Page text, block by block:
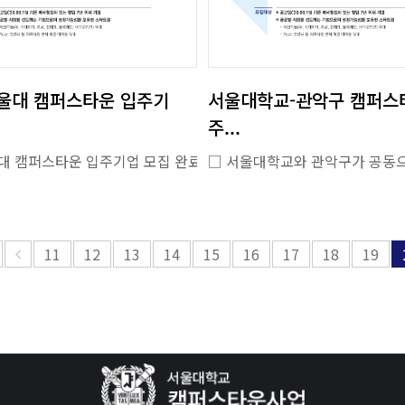
대 캠퍼스타운 입주기
캠퍼스타운 입주기업 모집 완료
기]
진(한경잡앤조이)
http://www.siminilbo.co.kr/news/newsview.php?ncode=1065592077553544
http://www.upkorea.net/news/articleView.html?idxno=774643#07Pk
서울대학교-관악구 캠퍼스
주...
11
12 13 14 15 16 17 18 19